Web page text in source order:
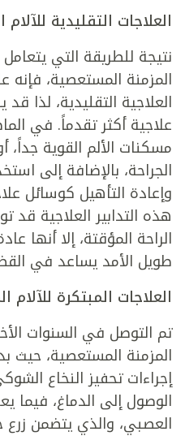
العلاجات التقليدية
نتيجة للطريقة التي
المزمنة المستعصية، فإنه
العلاجية التقليدية، لذا قد
علاجية أكثر تقدماً. في
مسكنات الألم القوية جداً،
الجراحة، بالإضافة إلى
وإعادة التأهيل كوسائل
هذه التدابير العلاجية
الراحة المؤقتة، إلا أنها
طويل الأمد يساعد في
العلاجات المبتكرة
تم التوصل في السنوات
المزمنة المستعصية، حيث
إجراءات تحفيز النخاع
الوصول إلى الدماغ، فيما
العصبي، والذي يتضمن